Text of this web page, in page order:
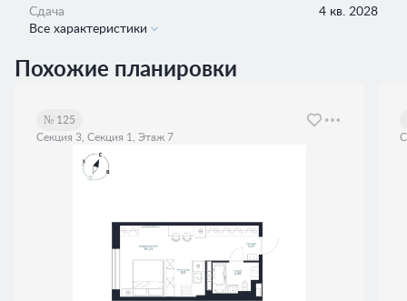
Сдача
4 кв. 2028
Все характеристики
Похожие планировки
№ 125
Секция 3, Секция 1, Этаж 7